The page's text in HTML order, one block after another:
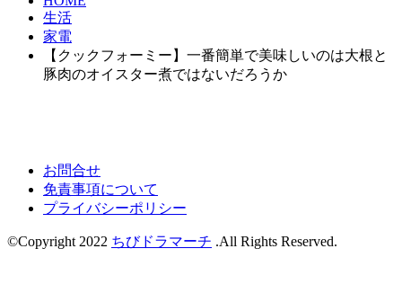
生活
家電
【クックフォーミー】一番簡単で美味しいのは大根と
豚肉のオイスター煮ではないだろうか
お問合せ
免責事項について
プライバシーポリシー
©Copyright 2022 ちびドラマーチ .All Rights Reserved.